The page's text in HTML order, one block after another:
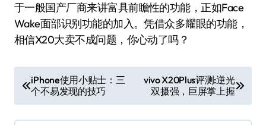
于一般国产厂商来讲富具前瞻性的功能，正如Face
Wake面部识别功能的加入。凭借众多耀眼的功能，
相信X20大卖不成问题，你心动了吗？
章
导
iPhone使用小贴士：三
个不易发现的技巧
vivo X20Plus评测:逆光
双摄强，巨屏掌上握